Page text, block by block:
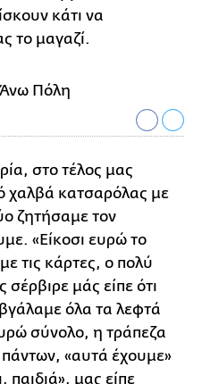
κάτι να
το μαγαζί.
στο τέλος μας
χαλβά κατσαρόλας με
ζητήσαμε τον
«Είκοσι ευρώ το
τις κάρτες, ο πολύ
σέρβιρε μάς είπε ότι
όλα τα λεφτά
σύνολο, η τράπεζα
«αυτά έχουμε»
παιδιά», μας είπε